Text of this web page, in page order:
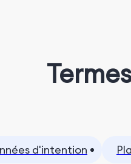
d'intention